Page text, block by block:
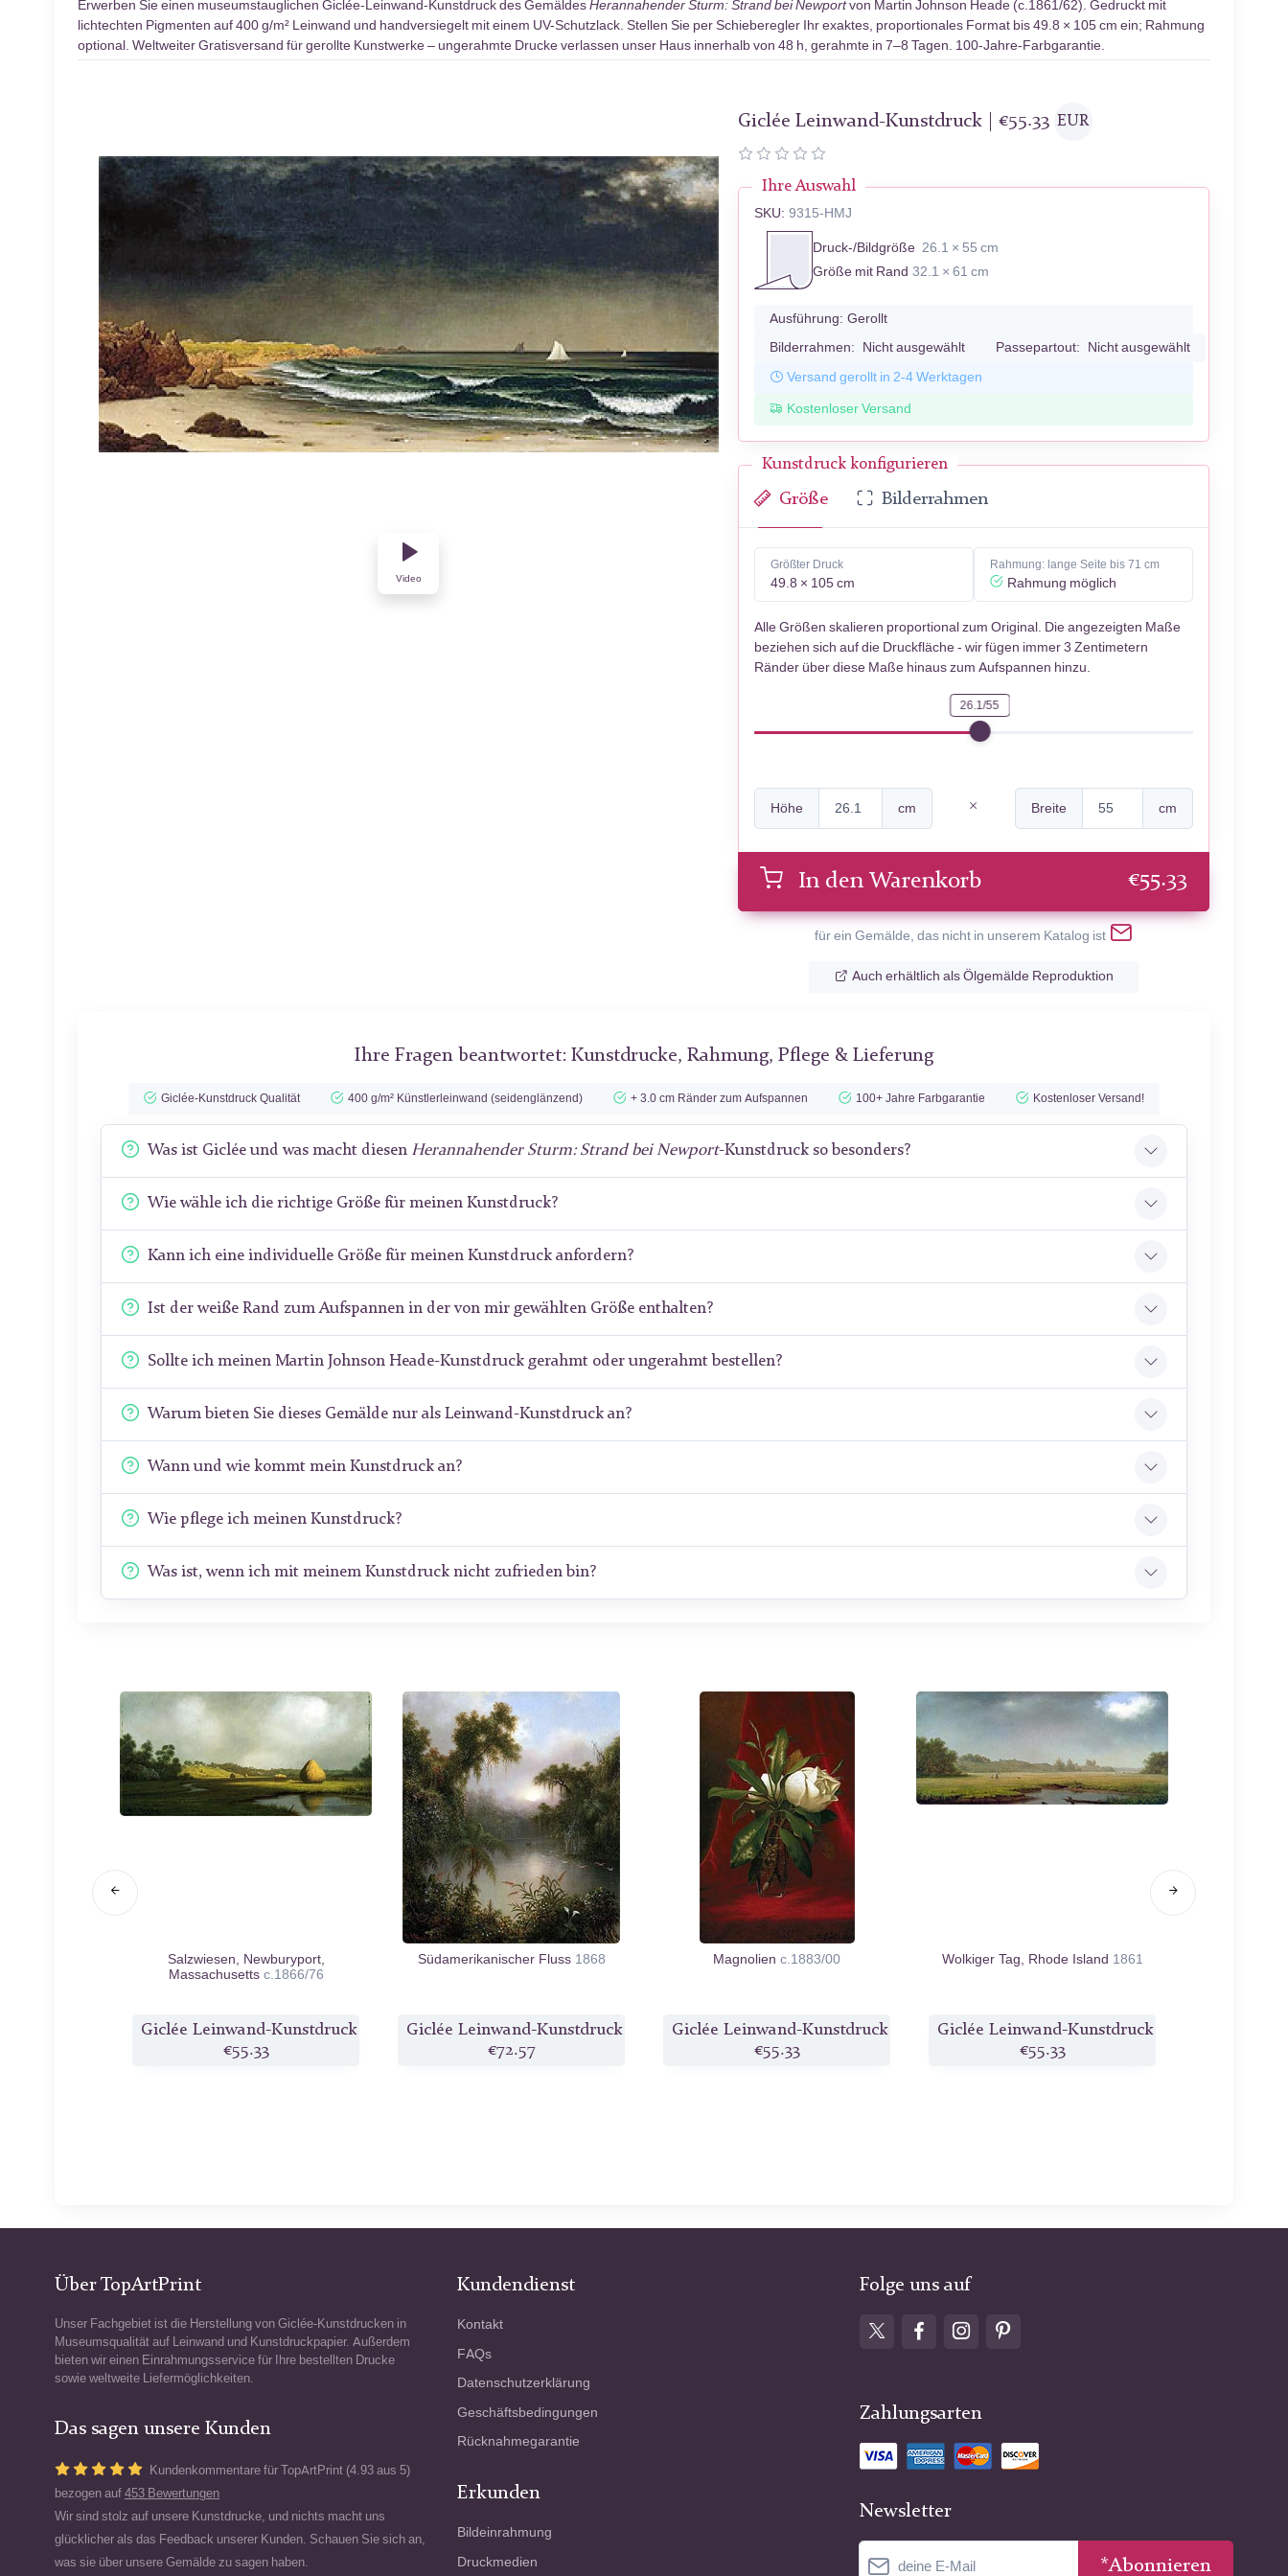
Erwerben Sie einen museumstauglichen Giclée-Leinwand-Kunstdruck des GemäldesHerannahender Sturm: Strand bei Newportvon Martin Johnson Heade (c.1861/62). Gedruckt mit
lichtechten Pigmenten auf 400 g/m² Leinwand und handversiegelt mit einem UV-Schutzlack. Stellen Sie per Schieberegler Ihr exaktes, proportionales Format bis 49.8 × 105 cm ein; Rahmung
optional. Weltweiter Gratisversand für gerollte Kunstwerke – ungerahmte Drucke verlassen unser Haus innerhalb von 48 h, gerahmte in 7–8 Tagen. 100-Jahre-Farbgarantie.
Video
Giclée Leinwand-Kunstdruck |€55.33 EUR
Ihre Auswahl
SKU: 9315-HMJ
Druck-/Bildgröße 26.1 × 55 cm
Größe mit Rand 32.1 × 61 cm
Ausführung: Gerollt
Bilderrahmen: Nicht ausgewählt Passepartout: Nicht ausgewählt
Versand gerollt in 2-4 Werktagen
Kostenloser Versand
Kunstdruck konfigurieren
Größe Bilderrahmen
Größter Druck
49.8 × 105 cm
Rahmung: lange Seite bis 71 cm
Rahmung möglich
Alle Größen skalieren proportional zum Original. Die angezeigten Maße
beziehen sich auf die Druckfläche - wir fügen immer 3 Zentimetern
Ränder über diese Maße hinaus zum Aufspannen hinzu.
26.1/55
Höhe cm Breite cm
In den Warenkorb €55.33
für ein Gemälde, das nicht in unserem Katalog ist
Auch erhältlich als Ölgemälde Reproduktion
Ihre Fragen beantwortet: Kunstdrucke, Rahmung, Pflege & Lieferung
Giclée-Kunstdruck Qualität 400 g/m² Künstlerleinwand (seidenglänzend) + 3.0 cm Ränder zum Aufspannen 100+ Jahre Farbgarantie Kostenloser Versand!
Was ist Giclée und was macht diesen Herannahender Sturm: Strand bei Newport-Kunstdruck so besonders?
Wie wähle ich die richtige Größe für meinen Kunstdruck?
Kann ich eine individuelle Größe für meinen Kunstdruck anfordern?
Ist der weiße Rand zum Aufspannen in der von mir gewählten Größe enthalten?
Sollte ich meinen Martin Johnson Heade-Kunstdruck gerahmt oder ungerahmt bestellen?
Warum bieten Sie dieses Gemälde nur als Leinwand-Kunstdruck an?
Wann und wie kommt mein Kunstdruck an?
Wie pflege ich meinen Kunstdruck?
Was ist, wenn ich mit meinem Kunstdruck nicht zufrieden bin?
Salzwiesen, Newburyport,
Massachusetts c.1866/76
Giclée Leinwand-Kunstdruck
€55.33
Südamerikanischer Fluss 1868
Giclée Leinwand-Kunstdruck
€72.57
Magnolien c.1883/00
Giclée Leinwand-Kunstdruck
€55.33
Wolkiger Tag, Rhode Island 1861
Giclée Leinwand-Kunstdruck
€55.33
Über TopArtPrint
Unser Fachgebiet ist die Herstellung von Giclée-Kunstdrucken in
Museumsqualität auf Leinwand und Kunstdruckpapier. Außerdem
bieten wir einen Einrahmungsservice für Ihre bestellten Drucke
sowie weltweite Liefermöglichkeiten.
Das sagen unsere Kunden
Kundenkommentare für TopArtPrint (4.93 aus 5)
bezogen auf 453 Bewertungen
Wir sind stolz auf unsere Kunstdrucke, und nichts macht uns
glücklicher als das Feedback unserer Kunden. Schauen Sie sich an,
was sie über unsere Gemälde zu sagen haben.
Kundendienst
Kontakt
FAQs
Datenschutzerklärung
Geschäftsbedingungen
Rücknahmegarantie
Erkunden
Bildeinrahmung
Druckmedien
Folge uns auf
Zahlungsarten
Newsletter
*Abonnieren